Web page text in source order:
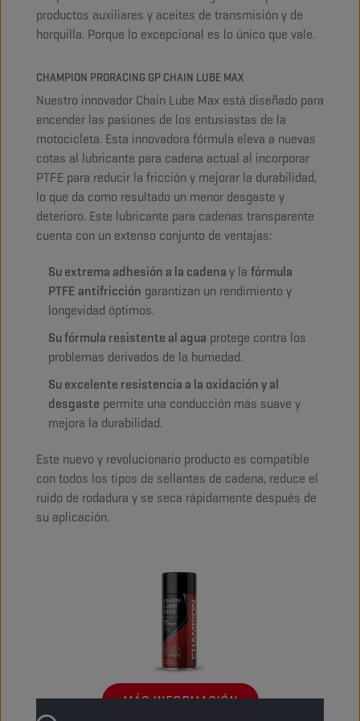
productos auxiliares y aceites de transmisión y de
horquilla. Porque lo excepcional es lo único que vale.
CHAMPION PRORACING GP CHAIN LUBE MAX
Nuestro innovador Chain Lube Max está diseñado para
encender las pasiones de los entusiastas de la
motocicleta. Esta innovadora fórmula eleva a nuevas
cotas al lubricante para cadena actual al incorporar
PTFE para reducir la fricción y mejorar la durabilidad,
lo que da como resultado un menor desgaste y
deterioro. Este lubricante para cadenas transparente
cuenta con un extenso conjunto de ventajas:
Su extrema adhesión a la cadenay la fórmula
PTFE antifricción garantizan un rendimiento y
longevidad óptimos.
Su fórmula resistente al agua protege contra los
problemas derivados de la humedad.
Su excelente resistencia a la oxidación y al
desgaste permite una conducción más suave y
mejora la durabilidad.
Este nuevo y revolucionario producto es compatible
con todos los tipos de sellantes de cadena, reduce el
ruido de rodadura y se seca rápidamente después de
su aplicación.
MÁS INFORMACIÓN